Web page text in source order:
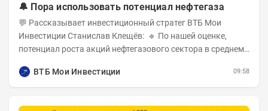
🔔 Пора использовать потенциал нефтегаза
💬 Рассказывает инвестиционный стратег ВТБ Мои
Инвестиции Станислав Клещёв: 🔹 По нашей оценке,
потенциал роста акций нефтегазового сектора в среднем
ВТБ Мои Инвестиции
09:58